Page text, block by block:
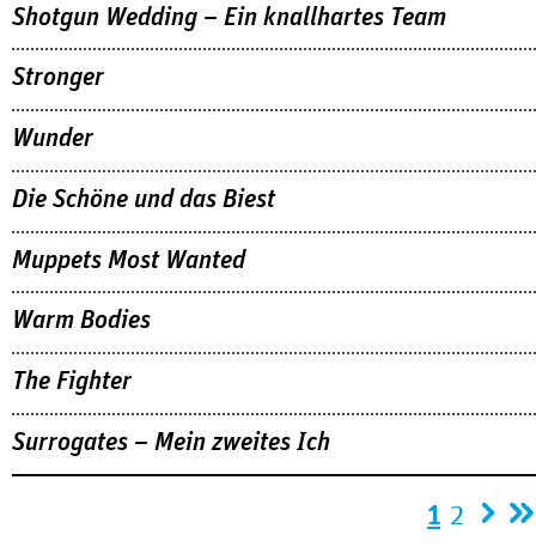
Shotgun Wedding – Ein knallhartes Team
Stronger
Wunder
Die Schöne und das Biest
Muppets Most Wanted
Warm Bodies
The Fighter
Surrogates – Mein zweites Ich
1 2